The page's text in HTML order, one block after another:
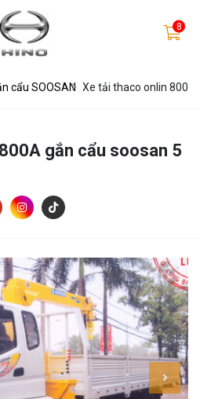
8
cẩu SOOSAN Xe tải thaco onlin 800A
gắn cẩu soosan 5